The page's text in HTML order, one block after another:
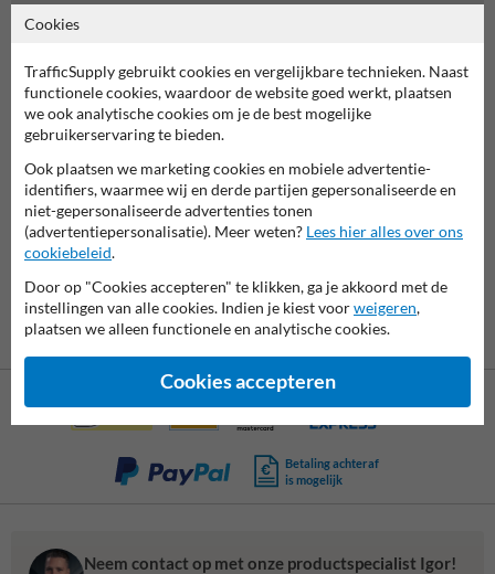
Je kan dit ontwerp zelf verder personaliseren en bestellen.
Klik hiervoor op de knop 'Bewerk product'.
7061 reviews
Rating9.4
Betaling achteraf
is mogelijk
Neem contact op met onze productspecialist Igor!
Cookies
TrafficSupply gebruikt cookies en vergelijkbare technieken. Naast
functionele cookies, waardoor de website goed werkt, plaatsen
we ook analytische cookies om je de best mogelijke
gebruikerservaring te bieden.
Ook plaatsen we marketing cookies en mobiele advertentie-
identifiers, waarmee wij en derde partijen gepersonaliseerde en
niet-gepersonaliseerde advertenties tonen
(advertentiepersonalisatie). Meer weten? Lees hier alles over ons
cookiebeleid.
Door op "Cookies accepteren" te klikken, ga je akkoord met de
instellingen van alle cookies. Indien je kiest voorweigeren,
plaatsen we alleen functionele en analytische cookies.
Cookies accepteren